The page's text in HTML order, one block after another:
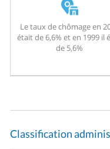
Le taux de chômage en
était de 6,6% et en 1999 il
de 5,6%
Classification